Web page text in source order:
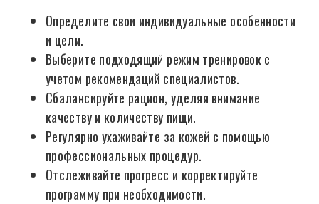
Определите свои индивидуальные особенности
и цели.
Выберите подходящий режим тренировок с
учетом рекомендаций специалистов.
Сбалансируйте рацион, уделяя внимание
качеству и количеству пищи.
Регулярно ухаживайте за кожей с помощью
профессиональных процедур.
Отслеживайте прогресс и корректируйте
программу при необходимости.